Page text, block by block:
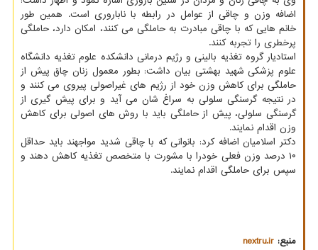
اضافه وزن و چاقی از عوامل در رابطه با ناباروری است. همین طور
خانم هایی که با چاقی مبادرت به حاملگی می کنند، امکان دارد، حاملگی
پرخطری را تجربه کنند.
استادیار گروه تغذیه بالینی و رژیم درمانی دانشکده علوم تغذیه دانشگاه
علوم پزشکی شهید بهشتی بیان داشت: بطور معمول زنان چاق پیش از
حاملگی برای کاهش وزن خود از رژیم های غیراصولی پیروی می کنند و
در نتیجه گرسنگی سلولی به سراغ شان می آید و برای پیش گیری از
گرسنگی سلولی، پیش از حاملگی باید با روش های اصولی برای کاهش
وزن اقدام نمایند.
دکتر اسلامیان اضافه کرد: بانوانی که با چاقی شدید مواجهند باید حداقل
۱۰ درصد وزن فعلی خودرا با مشورت با متخصص تغذیه کاهش دهند و
سپس برای حاملگی اقدام نمایند.
منبع: nextru.ir